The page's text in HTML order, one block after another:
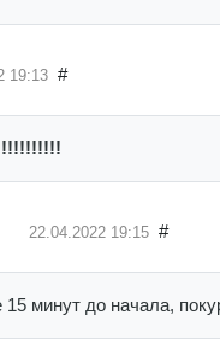
19:13 #
22.04.2022 19:15 #
минут до начала,